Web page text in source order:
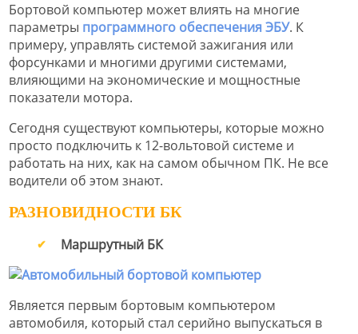
Бортовой компьютер может влиять на многие
параметры программного обеспечения ЭБУ. К
примеру, управлять системой зажигания или
форсунками и многими другими системами,
влияющими на экономические и мощностные
показатели мотора.
Сегодня существуют компьютеры, которые можно
просто подключить к 12-вольтовой системе и
работать на них, как на самом обычном ПК. Не все
водители об этом знают.
РАЗНОВИДНОСТИ БК
Маршрутный БК
Является первым бортовым компьютером
автомобиля, который стал серийно выпускаться в